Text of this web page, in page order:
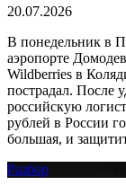
20.07.2026
В понедельник в
аэропорте
Wildberries в
пострадал. После
российскую
рублей в России
большая, и
Разбор